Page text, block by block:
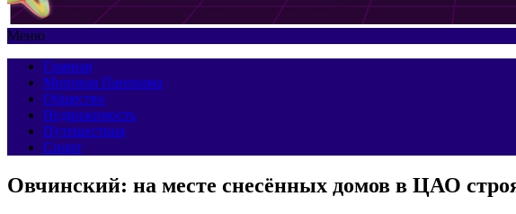
Меню
Главная
Мировая Панорама
Общество
Недвижимость
Путешествия
Спорт
Овчинский: на месте снесённых домов в ЦАО